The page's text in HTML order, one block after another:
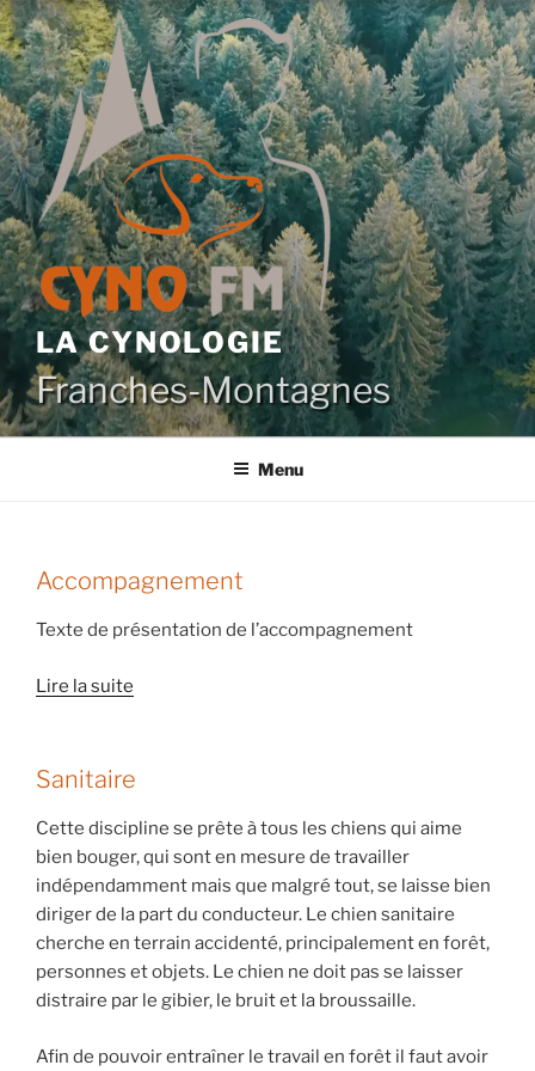
Aller
au
contenu
principal
LA CYNOLOGIE
Franches-Montagnes
Menu
Accompagnement
Texte de présentation de l’accompagnement
Lire la suite
Sanitaire
Cette discipline se prête à tous les chiens qui aime
bien bouger, qui sont en mesure de travailler
indépendamment mais que malgré tout, se laisse bien
diriger de la part du conducteur. Le chien sanitaire
cherche en terrain accidenté, principalement en forêt,
personnes et objets. Le chien ne doit pas se laisser
distraire par le gibier, le bruit et la broussaille.
Afin de pouvoir entraîner le travail en forêt il faut avoir